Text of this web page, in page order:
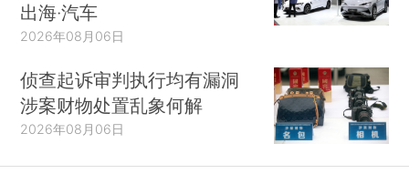
电动汽车需求高涨驱动澳洲车
出海·汽车
2026年08月06日